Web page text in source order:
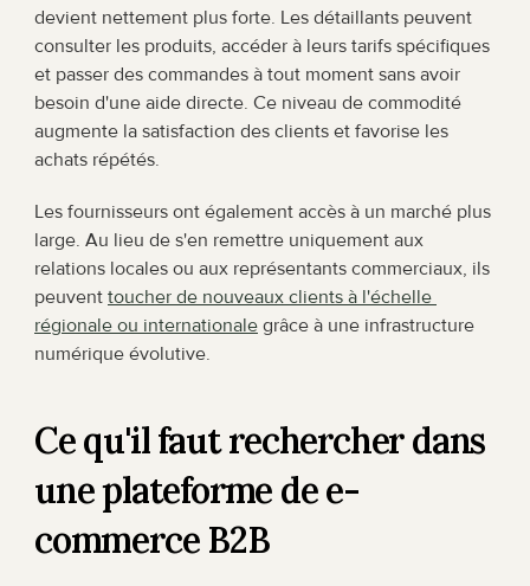
devient nettement plus forte. Les détaillants peuvent
consulter les produits, accéder à leurs tarifs spécifiques
et passer des commandes à tout moment sans avoir
besoin d'une aide directe. Ce niveau de commodité
augmente la satisfaction des clients et favorise les
achats répétés.
Les fournisseurs ont également accès à un marché plus
large. Au lieu de s'en remettre uniquement aux
relations locales ou aux représentants commerciaux, ils
peuvent toucher de nouveaux clients à l'échelle
régionale ou internationale grâce à une infrastructure
numérique évolutive.
Ce qu'il faut rechercher dans
une plateforme de e-
commerce B2B